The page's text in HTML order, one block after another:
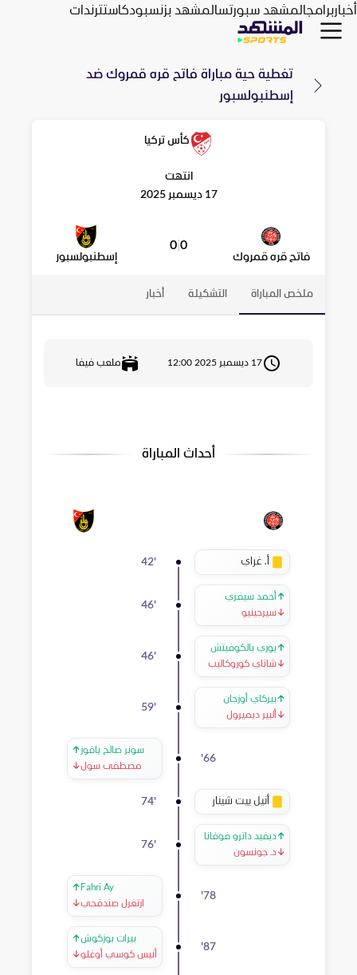
أخباربرامجالمشهد سبورتسالمشهد بزنسبودكاستترندات
تغطية حية مباراة فاتح قره قمروك ضد
إسطنبولسبور
كأس تركيا
انتهت
17 ديسمبر 2025
فاتح قره قمروك
0
0
إسطنبولسبور
ملخص المباراة التشكيلة أخبار
17 ديسمبر 2025 12:00 ملعب فيفا
أحداث المباراة
أ. غراي 42'
↑ أحمد سيفري
↓سيرجينيو
46'
↑ يوري بالكوفيتش
↓شاتاي كوروكاليب
46'
↑ بيركاي أوزجان
↓ ألبير ديميرول
59'
66
'
↑سونر صالح يافوز
↓مصطفى سول
أنيل ييت شينار 74'
↑ديفيد داترو فوفانا
↓د. جونسون
76'
78
'
↑ Fahri Ay
↓ارتغرل صندقجي
87
'
↑بيرات بوزكوش
↓أنيس كوسي أوغلو